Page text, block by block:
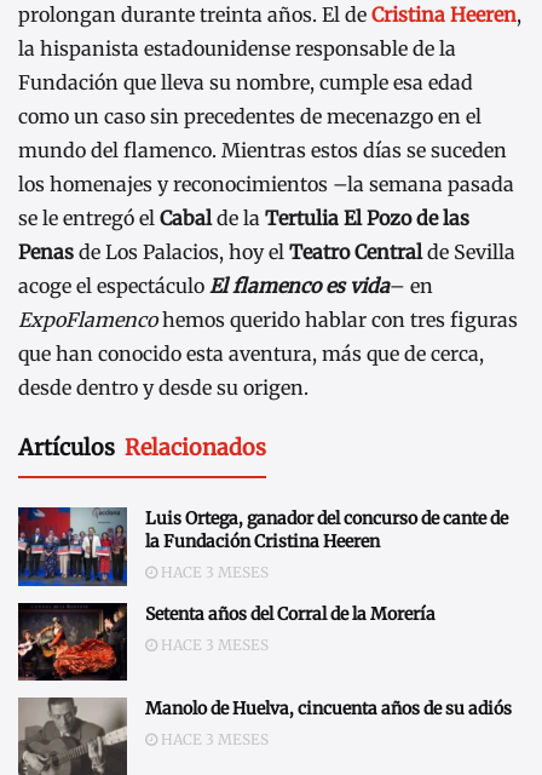
prolongan durante treinta años. El de Cristina Heeren,
la hispanista estadounidense responsable de la
Fundación que lleva su nombre, cumple esa edad
como un caso sin precedentes de mecenazgo en el
mundo del flamenco. Mientras estos días se suceden
los homenajes y reconocimientos –la semana pasada
se le entregó el Cabalde la Tertulia El Pozo de las
Penas de Los Palacios, hoy el Teatro Centralde Sevilla
acoge el espectáculo El flamenco es vida– en
ExpoFlamencohemos querido hablar con tres figuras
que han conocido esta aventura, más que de cerca,
desde dentro y desde su origen.
Artículos Relacionados
Luis Ortega, ganador del concurso de cante de
la Fundación Cristina Heeren
HACE 3 MESES
Setenta años del Corral de la Morería
HACE 3 MESES
Manolo de Huelva, cincuenta años de su adiós
HACE 3 MESES